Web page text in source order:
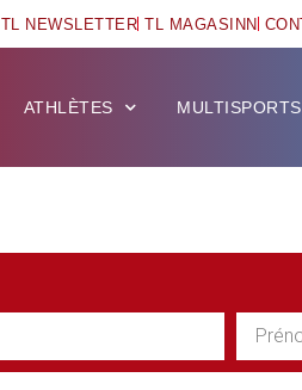
TL NEWSLETTER TL MAGASINN
ATHLÈTES MULTISPORTS